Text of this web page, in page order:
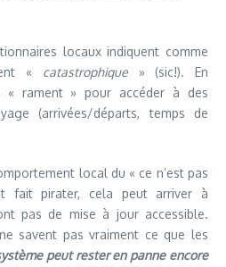
locaux indiquent comme
« catastrophique» (sic!). En
« rament » pour accéder à des
(arrivées/départs, temps de
local du « ce n’est pas
fait pirater, cela peut arriver à
pas de mise à jour accessible.
savent pas vraiment ce que les
peut rester en panne encore